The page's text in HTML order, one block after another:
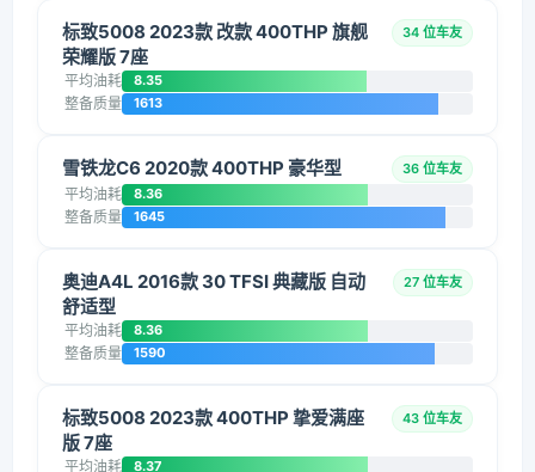
标致5008 2023款 改款 400THP 旗舰
荣耀版 7座
34 位车友
平均油耗 8.35
整备质量 1613
雪铁龙C6 2020款 400THP 豪华型 36 位车友
平均油耗 8.36
整备质量 1645
奥迪A4L 2016款 30 TFSI 典藏版 自动
舒适型
27 位车友
平均油耗 8.36
整备质量 1590
标致5008 2023款 400THP 挚爱满座
版 7座
43 位车友
平均油耗 8.37